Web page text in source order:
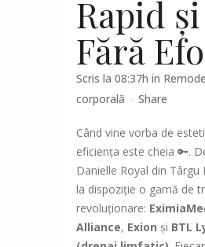
Rapid și
Fără
Scris la 08:37h in
corporală
Share
Când vine vorba de
eficiența este cheia 🔑.
Danielle Royal din Târgu
la dispoziție o gamă de
revoluționare:
Alliance, Exion și BTL